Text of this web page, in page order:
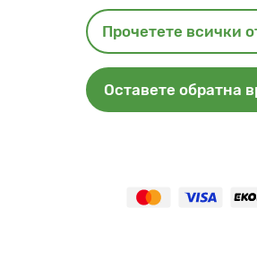
Прочетете всички
Оставете обратна